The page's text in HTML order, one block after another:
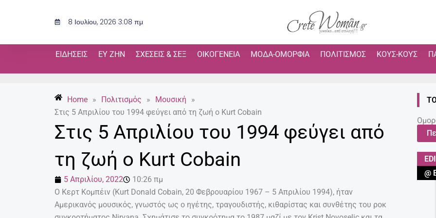
8 Ιουλίου, 2026 3:08 πμ
ΕΙΔΉΣΕΙΣ ΕΥ ΖΗΝ ΣΧΈΣΕΙΣ & ΣΕΞ ΟΙΚΟΓΈΝΕΙΑ ΜΌΔΑ-ΟΜΟΡΦΙΆ ΠΟΛΙΤΙΣΜΌΣ ΚΟΥΣ-ΚΟΥΣ
Home » Πολιτισμός » Μουσική
»
Στις 5 Απριλίου του 1994 φεύγει από τη ζωή ο Kurt Cobain
Στις 5 Απριλίου του 1994 φεύγει από
τη ζωή ο Kurt Cobain
5 Απριλίου, 2022
10:26 πμ
Ο Κερτ Κομπέιν (Kurt Donald Cobain, 20 Φεβρουαρίου 1967 – 5 Απριλίου 1994), ήταν
Αμερικανός μουσικός, γνωστός ως ο ηγέτης, τραγουδιστής, κιθαρίστας και συνθέτης του ροκ
@